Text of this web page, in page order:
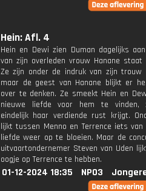
Hein: Afl. 4
Hein en Dewi zien Duman dagelijks
van zijn overleden vrouw Hanane staat
Ze zijn onder de indruk van zijn trouw
maar de geest van Hanane blijkt er
over te denken. Ze smeekt Hein en
nieuwe liefde voor hem te vinden,
eindelijk haar verdiende rust krijgt.
lijkt tussen Menno en Terrence iets van
liefde weer op te bloeien. Maar de
uitvaartondernemer Steven van Uden
oogje op Terrence te hebben.
01-12-2024 18:35 NPO3